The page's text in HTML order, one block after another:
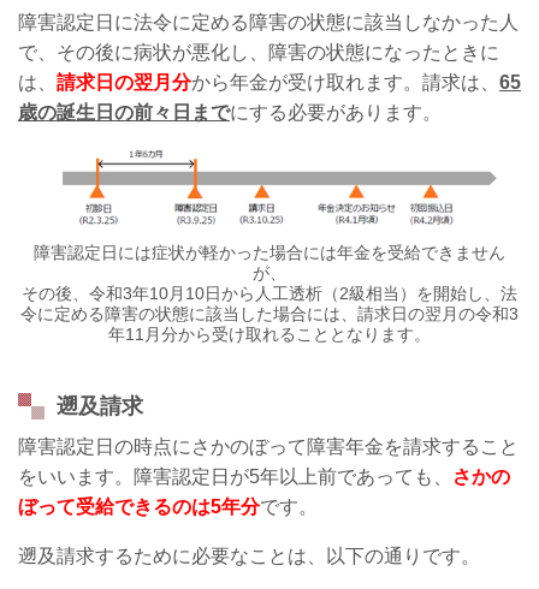
障害認定日に法令に定める障害の状態に該当しなかった人
で、その後に病状が悪化し、障害の状態になったときに
は、 請求日の翌月分から年金が受け取れます。請求は、 65
歳の誕生日の前々日までにする必要があります。
障害認定日には症状が軽かった場合には年金を受給できません
が、
その後、令和3年10月10日から人工透析（2級相当）を開始し、法
令に定める障害の状態に該当した場合には、請求日の翌月の令和3
年11月分から受け取れることとなります。
遡及請求
障害認定日の時点にさかのぼって障害年金を請求すること
をいいます。障害認定日が5年以上前であっても、
さかの
ぼって受給できるのは5年分です。
遡及請求するために必要なことは、以下の通りです。